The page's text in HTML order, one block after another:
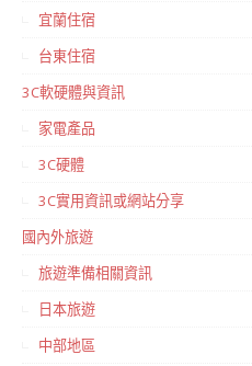
宜蘭住宿
台東住宿
3C軟硬體與資訊
家電產品
3C硬體
3C實用資訊或網站分享
國內外旅遊
旅遊準備相關資訊
日本旅遊
中部地區